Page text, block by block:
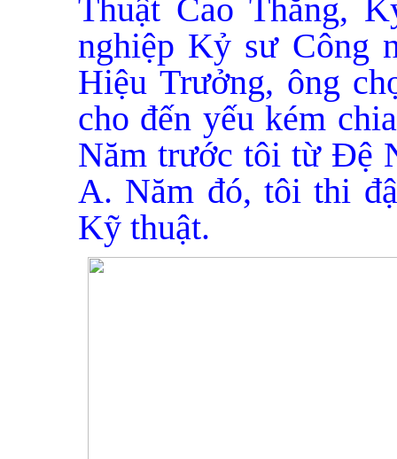
Thuật Cao Thắng,
nghiệp Kỷ sư Công
Hiệu Trưởng, ông
cho đến yếu kém
Năm trước tôi từ Đệ
A. Năm đó, tôi thi
Kỹ thuật.